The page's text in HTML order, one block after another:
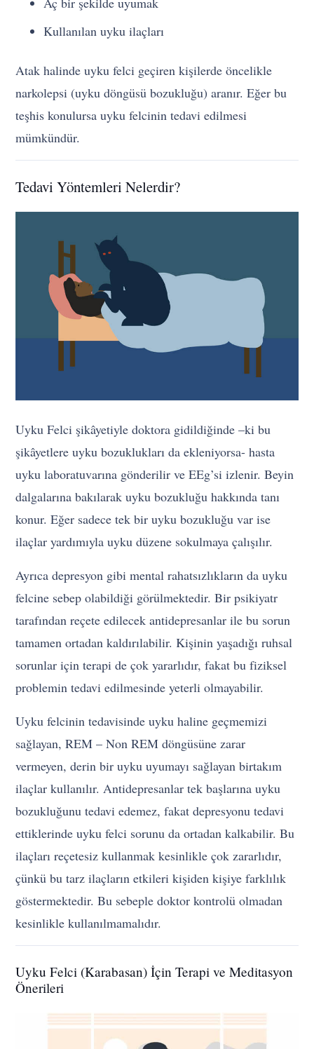
Kullanılan uyku ilaçları
Atak halinde uyku felci geçiren kişilerde öncelikle
narkolepsi (uyku döngüsü bozukluğu) aranır. Eğer bu
teşhis konulursa uyku felcinin tedavi edilmesi
mümkündür.
Tedavi Yöntemleri Nelerdir?
Uyku Felci şikâyetiyle doktora gidildiğinde –ki bu
şikâyetlere uyku bozuklukları da ekleniyorsa- hasta
uyku laboratuvarına gönderilir ve EEg’si izlenir. Beyin
dalgalarına bakılarak uyku bozukluğu hakkında tanı
konur. Eğer sadece tek bir uyku bozukluğu var ise
ilaçlar yardımıyla uyku düzene sokulmaya çalışılır.
Ayrıca depresyon gibi mental rahatsızlıkların da uyku
felcine sebep olabildiği görülmektedir. Bir psikiyatr
tarafından reçete edilecek antidepresanlar ile bu sorun
tamamen ortadan kaldırılabilir. Kişinin yaşadığı ruhsal
sorunlar için terapi de çok yararlıdır, fakat bu fiziksel
problemin tedavi edilmesinde yeterli olmayabilir.
Uyku felcinin tedavisinde uyku haline geçmemizi
sağlayan, REM – Non REM döngüsüne zarar
vermeyen, derin bir uyku uyumayı sağlayan birtakım
ilaçlar kullanılır. Antidepresanlar tek başlarına uyku
bozukluğunu tedavi edemez, fakat depresyonu tedavi
ettiklerinde uyku felci sorunu da ortadan kalkabilir. Bu
ilaçları reçetesiz kullanmak kesinlikle çok zararlıdır,
çünkü bu tarz ilaçların etkileri kişiden kişiye farklılık
göstermektedir. Bu sebeple doktor kontrolü olmadan
kesinlikle kullanılmamalıdır.
Uyku Felci (Karabasan) İçin Terapi ve Meditasyon
Önerileri